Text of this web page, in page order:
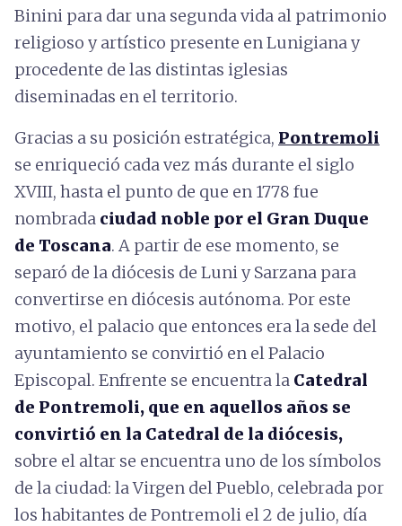
Binini para dar una segunda vida al patrimonio
religioso y artístico presente en Lunigiana y
procedente de las distintas iglesias
diseminadas en el territorio.
Gracias a su posición estratégica, Pontremoli
se enriqueció cada vez más durante el siglo
XVIII, hasta el punto de que en 1778 fue
nombrada ciudad noble por el Gran Duque
de Toscana. A partir de ese momento, se
separó de la diócesis de Luni y Sarzana para
convertirse en diócesis autónoma. Por este
motivo, el palacio que entonces era la sede del
ayuntamiento se convirtió en el Palacio
Episcopal. Enfrente se encuentra la Catedral
de Pontremoli, que en aquellos años se
convirtió en la Catedral de la diócesis,
sobre el altar se encuentra uno de los símbolos
de la ciudad: la Virgen del Pueblo, celebrada por
los habitantes de Pontremoli el 2 de julio, día